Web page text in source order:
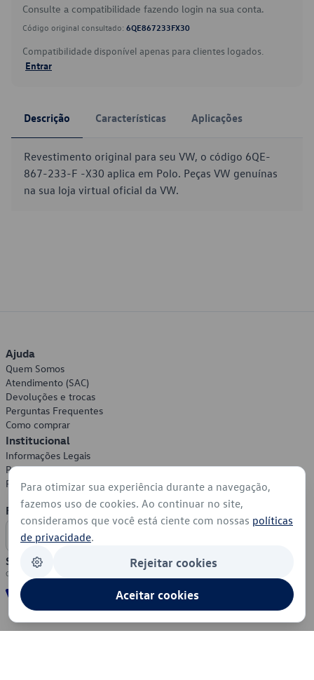
Consulte a compatibilidade fazendo login na sua conta.
Código original consultado: 6QE867233FX30
Compatibilidade disponível apenas para clientes logados.
Entrar
Descrição Características Aplicações
Revestimento original para seu VW, o código 6QE-
867-233-F -X30 aplica em Polo. Peças VW genuínas
na sua loja virtual oficial da VW.
Ajuda
Quem Somos
Atendimento (SAC)
Devoluções e trocas
Perguntas Frequentes
Como comprar
Institucional
Informações Legais
Política de Privacidade
Política de Cookies
Formas de Pagamento
Segurança
Para otimizar sua experiência durante a navegação,
fazemos uso de cookies. Ao continuar no site,
consideramos que você está ciente com nossas políticas
de privacidade.
Rejeitar cookies
Aceitar cookies